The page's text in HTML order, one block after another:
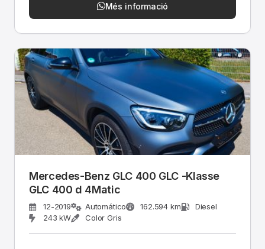
Més informació
Mercedes-Benz GLC 400 GLC -Klasse
GLC 400 d 4Matic
12-2019 Automático 162.594 km
Diesel
243 kW
Color Gris